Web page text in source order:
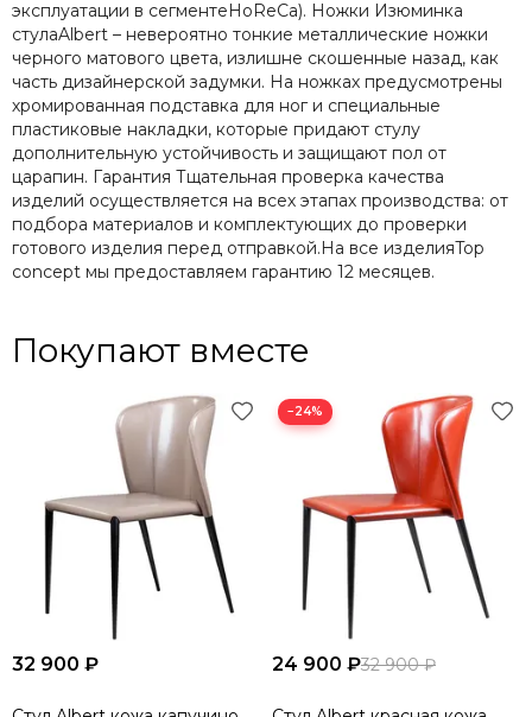
эксплуатации в сегментеHоReCa). Ножки Изюминка
стулаAlbert – невероятно тонкие металлические ножки
черного матового цвета, излишне скошенные назад, как
часть дизайнерской задумки. На ножках предусмотрены
хромированная подставка для ног и специальные
пластиковые накладки, которые придают стулу
дополнительную устойчивость и защищают пол от
царапин. Гарантия Тщательная проверка качества
изделий осуществляется на всех этапах производства: от
подбора материалов и комплектующих до проверки
готового изделия перед отправкой.На все изделияTop
concept мы предоставляем гарантию 12 месяцев.
Покупают вместе
32 900 ₽
−24%
24 900 ₽32 900 ₽